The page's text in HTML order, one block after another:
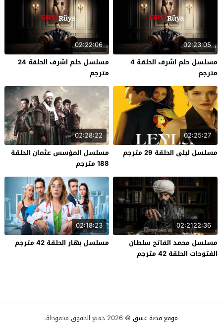
02:23:05
مسلسل حلم اشرف الحلقة 4
مترجم
02:22:06
مسلسل حلم اشرف الحلقة 24
مترجم
02:25:27
مسلسل ليلى الحلقة 29 مترجم
02:28:22
مسلسل المؤسس عثمان الحلقة
188 مترجم
02:2122:36
مسلسل محمد الفاتح سلطان
الفتوحات الحلقة 42 مترجم
02:18:23
مسلسل بهار الحلقة 42 مترجم
موقع قصة عشق © 2026 جميع الحقوق محفوظة.